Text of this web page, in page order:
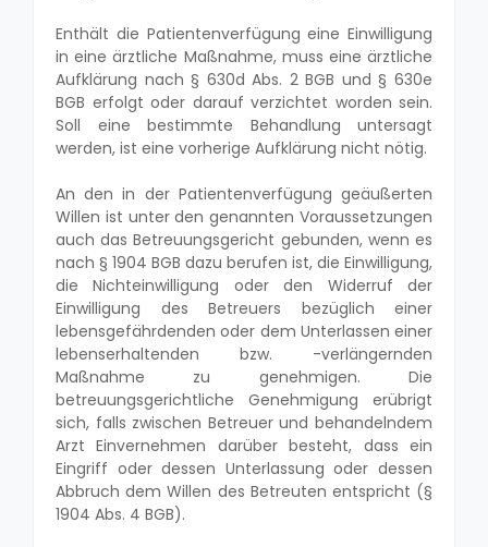
Enthält die Patientenverfügung eine Einwilligung
in eine ärztliche Maßnahme, muss eine ärztliche
Aufklärung nach § 630d Abs. 2 BGB und § 630e
BGB erfolgt oder darauf verzichtet worden sein.
Soll eine bestimmte Behandlung untersagt
werden, ist eine vorherige Aufklärung nicht nötig.
An den in der Patientenverfügung geäußerten
Willen ist unter den genannten Voraussetzungen
auch das Betreuungsgericht gebunden, wenn es
nach § 1904 BGB dazu berufen ist, die Einwilligung,
die Nichteinwilligung oder den Widerruf der
Einwilligung des Betreuers bezüglich einer
lebensgefährdenden oder dem Unterlassen einer
lebenserhaltenden bzw. -verlängernden
Maßnahme zu genehmigen. Die
betreuungsgerichtliche Genehmigung erübrigt
sich, falls zwischen Betreuer und behandelndem
Arzt Einvernehmen darüber besteht, dass ein
Eingriff oder dessen Unterlassung oder dessen
Abbruch dem Willen des Betreuten entspricht (§
1904 Abs. 4 BGB).